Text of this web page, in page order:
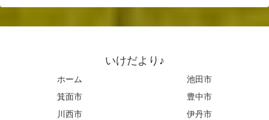
いけだより♪
ホーム
池田市
箕面市
豊中市
川西市
伊丹市